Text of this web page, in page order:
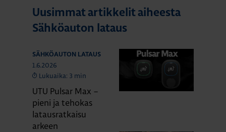
Uusimmat artikkelit aiheesta
Sähköauton lataus
SÄHKÖAUTON LATAUS
1.6.2026
Lukuaika: 3 min
UTU Pulsar Max –
pieni ja tehokas
latausratkaisu
arkeen